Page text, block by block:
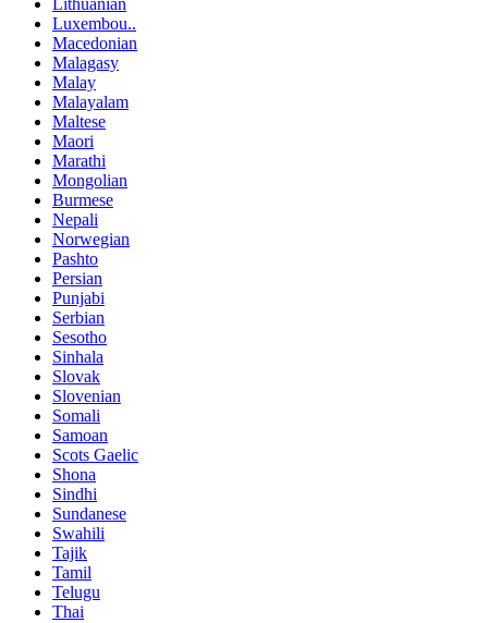
Lithuanian
Luxembou..
Macedonian
Malagasy
Malay
Malayalam
Maltese
Maori
Marathi
Mongolian
Burmese
Nepali
Norwegian
Pashto
Persian
Punjabi
Serbian
Sesotho
Sinhala
Slovak
Slovenian
Somali
Samoan
Scots Gaelic
Shona
Sindhi
Sundanese
Swahili
Tajik
Tamil
Telugu
Thai